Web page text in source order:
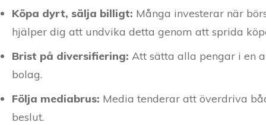
Köpa dyrt, sälja billigt: Många investerar när
hjälper dig att undvika detta genom att sprida
Brist på diversifiering: Att sätta alla pengar i en
bolag.
Följa mediabrus: Media tenderar att överdriva
beslut.